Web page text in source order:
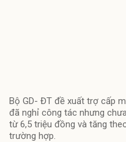
Bộ GD- ĐT đề xuất trợ cấp
đã nghỉ công tác nhưng
từ 6,5 triệu đồng và tăng
trường hợp.